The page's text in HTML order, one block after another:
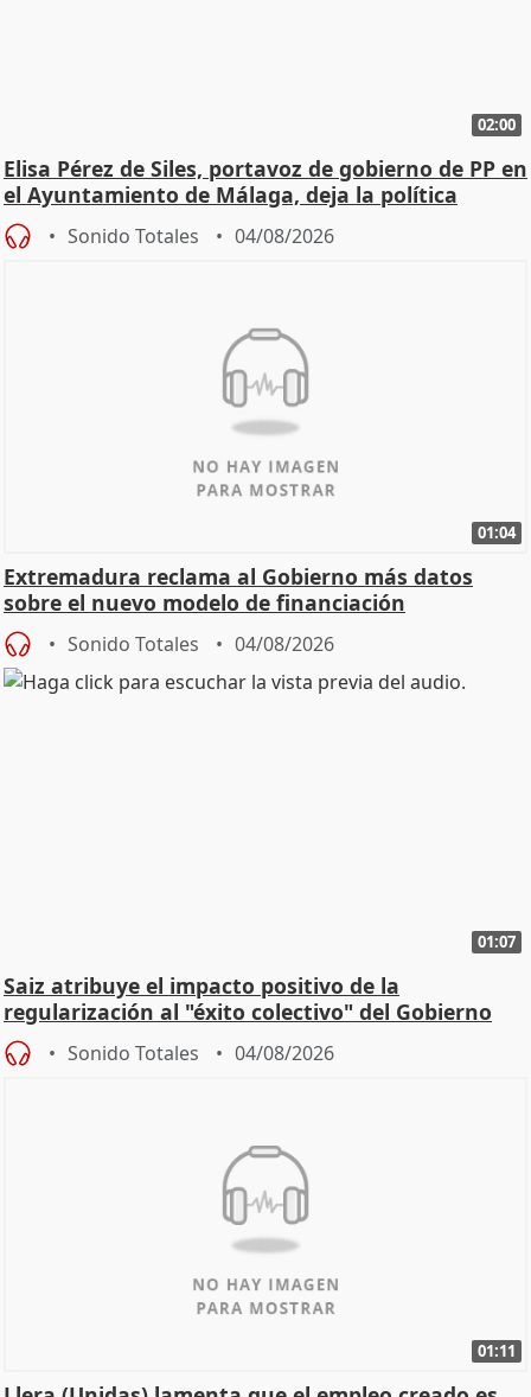
02:00
Elisa Pérez de Siles, portavoz de gobierno de PP en
el Ayuntamiento de Málaga, deja la política
Sonido Totales 04/08/2026
01:04
Extremadura reclama al Gobierno más datos
sobre el nuevo modelo de financiación
Sonido Totales 04/08/2026
01:07
Saiz atribuye el impacto positivo de la
regularización al "éxito colectivo" del Gobierno
Sonido Totales 04/08/2026
01:11